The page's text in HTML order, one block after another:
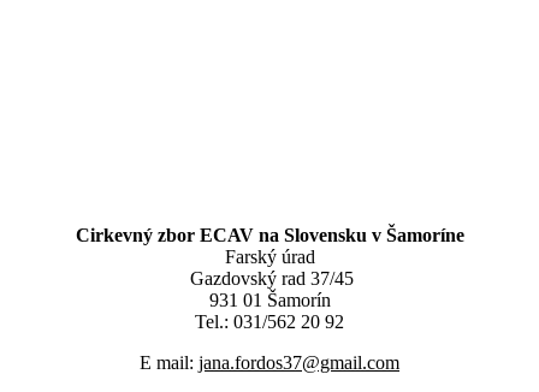
Cirkevný zbor ECAV na Slovensku v Šamoríne
Farský úrad
Gazdovský rad 37/45
931 01 Šamorín
Tel.: 031/562 20 92
E mail: jana.fordos37@gmail.com